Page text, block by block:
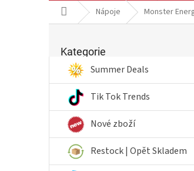
Domů Nápoje Monster
r
n
í
kategorie
Kategorie
Summer Deals
Tik Tok Trends
Nové zboží
Restock | Opět Skladem